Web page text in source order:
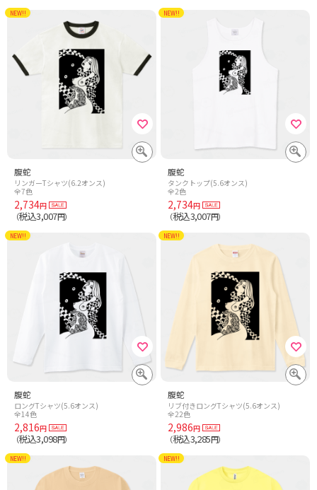
腹蛇
リンガーTシャツ(6.2オンス)
全7色
2,734円
（税込3,007円）
NEW!!
腹蛇
タンクトップ(5.6オンス)
全2色
2,734円
（税込3,007円）
NEW!!
腹蛇
ロングTシャツ(5.6オンス)
全14色
2,816円
（税込3,098円）
NEW!!
腹蛇
リブ付きロングTシャツ(5.6オンス)
全22色
2,986円
（税込3,285円）
NEW!!
NEW!! NEW!!